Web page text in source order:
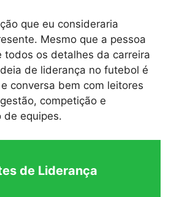
que eu consideraria
Mesmo que a pessoa
todos os detalhes da carreira
de liderança no futebol é
conversa bem com leitores
competição e
de equipes.
de Liderança